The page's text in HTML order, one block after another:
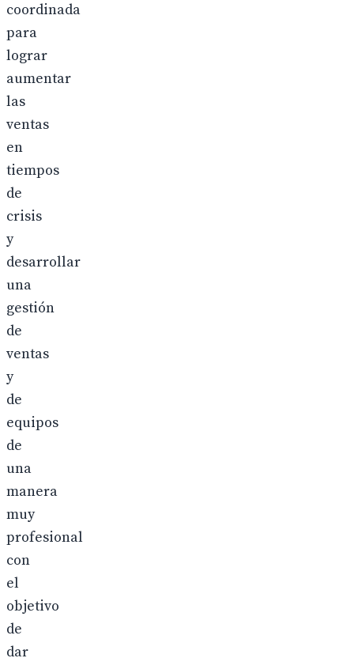
coordinada
para
lograr
aumentar
las
ventas
en
tiempos
de
crisis
y
desarrollar
una
gestión
de
ventas
y
de
equipos
de
una
manera
muy
profesional
con
el
objetivo
de
dar